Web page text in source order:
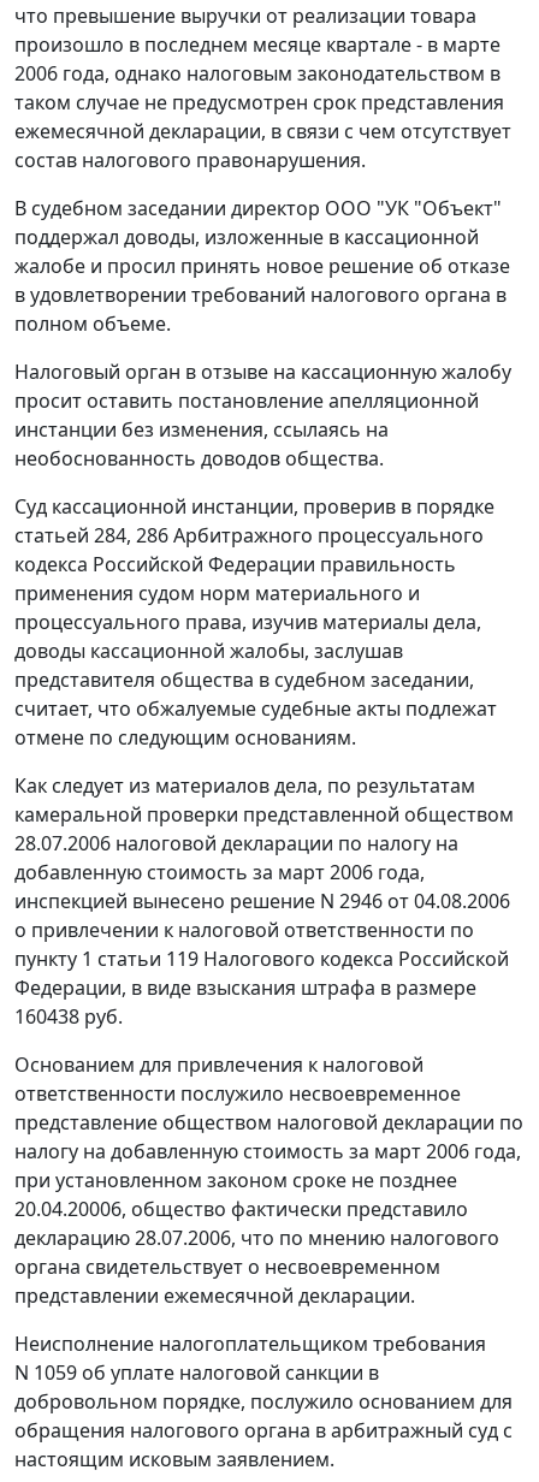
что превышение выручки от реализации товара
произошло в последнем месяце квартале - в марте
2006 года, однако налоговым законодательством в
таком случае не предусмотрен срок представления
ежемесячной декларации, в связи с чем отсутствует
состав налогового правонарушения.
В судебном заседании директор ООО "УК "Объект"
поддержал доводы, изложенные в кассационной
жалобе и просил принять новое решение об отказе
в удовлетворении требований налогового органа в
полном объеме.
Налоговый орган в отзыве на кассационную жалобу
просит оставить постановление апелляционной
инстанции без изменения, ссылаясь на
необоснованность доводов общества.
Суд кассационной инстанции, проверив в порядке
статьей 284, 286Арбитражного процессуального
кодекса Российской Федерации правильность
применения судом норм материального и
процессуального права, изучив материалы дела,
доводы кассационной жалобы, заслушав
представителя общества в судебном заседании,
считает, что обжалуемые судебные акты подлежат
отмене по следующим основаниям.
Как следует из материалов дела, по результатам
камеральной проверки представленной обществом
28.07.2006 налоговой декларации по налогу на
добавленную стоимость за март 2006 года,
инспекцией вынесено решение N 2946 от 04.08.2006
о привлечении к налоговой ответственности по
пункту 1 статьи 119 Налогового кодекса Российской
Федерации, в виде взыскания штрафа в размере
160438 руб.
Основанием для привлечения к налоговой
ответственности послужило несвоевременное
представление обществом налоговой декларации по
налогу на добавленную стоимость за март 2006 года,
при установленном законом сроке не позднее
20.04.20006, общество фактически представило
декларацию 28.07.2006, что по мнению налогового
органа свидетельствует о несвоевременном
представлении ежемесячной декларации.
Неисполнение налогоплательщиком требования
N 1059 об уплате налоговой санкции в
добровольном порядке, послужило основанием для
обращения налогового органа в арбитражный суд с
настоящим исковым заявлением.